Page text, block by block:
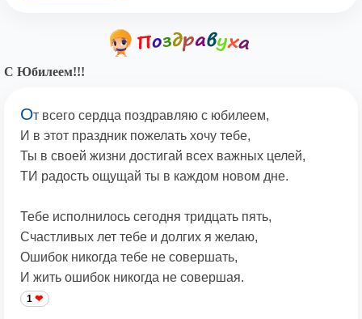
С Юбилеем!!!
От всего сердца поздравляю с юбилеем,
И в этот праздник пожелать хочу тебе,
Ты в своей жизни достигай всех важных целей,
ТИ радость ощущай ты в каждом новом дне.
Тебе исполнилось сегодня тридцать пять,
Счастливых лет тебе и долгих я желаю,
Ошибок никогда тебе не совершать,
И жить ошибок никогда не совершая.
1